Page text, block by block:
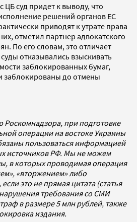
ЦБ суд придет к выводу, что
решений органов ЕС
приводят к утрате права
отметил партнер адвокатского
По его словам, это отличает
отказывались взыскивать
заблокированных бумаг,
заблокированы до отмены
Роскомнадзора, при подготовке
операции на востоке Украины
пользоваться информацией
источников РФ. Мы не можем
в которых проводимая операция
«вторжением» либо
это не прямая цитата (статья
требования со СМИ
в размере 5 млн рублей, также
издания.